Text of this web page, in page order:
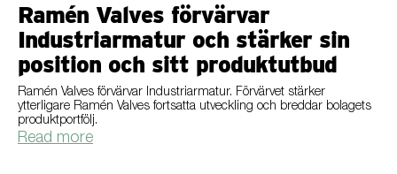
Ramén Valves förvärvar
Industriarmatur och stärker sin
position och sitt produktutbud
Ramén Valves förvärvar Industriarmatur. Förvärvet stärker
ytterligare Ramén Valves fortsatta utveckling och breddar bolagets
produktportfölj.
Read more